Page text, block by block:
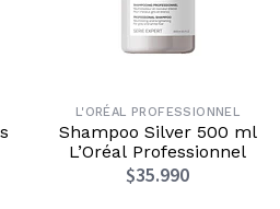
L'ORÉAL PROFESSIONNEL
Shampoo Silver 500 ml
L’Oréal Professionnel
$35.990